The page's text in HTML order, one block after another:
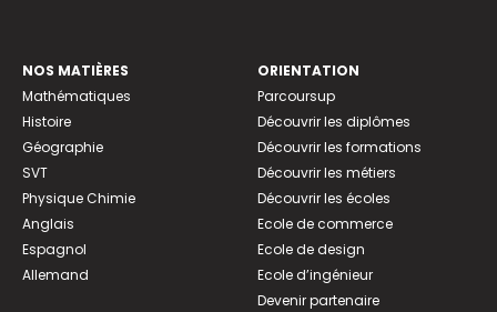
NOS MATIÈRES
Mathématiques
Histoire
Géographie
SVT
Physique Chimie
Anglais
Espagnol
Allemand
ORIENTATION
Parcoursup
Découvrir les diplômes
Découvrir les formations
Découvrir les métiers
Découvrir les écoles
Ecole de commerce
Ecole de design
Ecole d’ingénieur
Devenir partenaire